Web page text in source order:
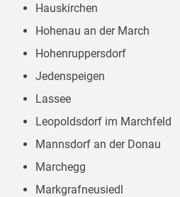
Hauskirchen
Hohenau an der March
Hohenruppersdorf
Jedenspeigen
Lassee
Leopoldsdorf im Marchfeld
Mannsdorf an der Donau
Marchegg
Markgrafneusiedl